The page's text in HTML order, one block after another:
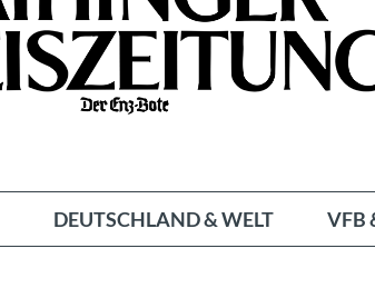
DEUTSCHLAND & WELT VFB